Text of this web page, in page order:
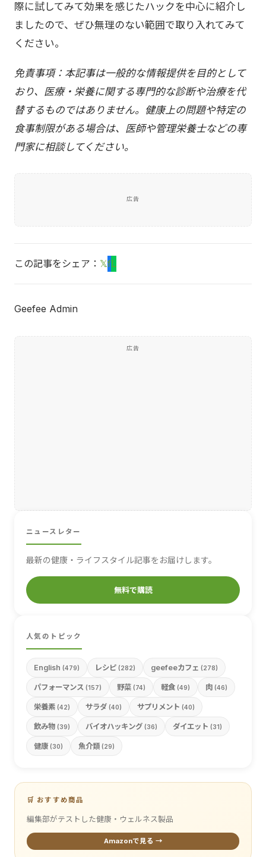
際に試してみて効果を感じたハックを中心に紹介し
ましたので、ぜひ無理のない範囲で取り入れてみて
ください。
免責事項：本記事は一般的な情報提供を目的として
おり、医療・栄養に関する専門的な診断や治療を代
替するものではありません。健康上の問題や特定の
食事制限がある場合は、医師や管理栄養士などの専
門家に相談してください。
広告
この記事をシェア： 𝕏fL
Geefee Admin
広告
ニュースレター
最新の健康・ライフスタイル記事をお届けします。
無料で購読
人気のトピック
English (479) レシピ (282) geefeeカフェ (278)
パフォーマンス (157) 野菜 (74) 軽食 (49) 肉 (46)
栄養素 (42) サラダ (40) サプリメント (40)
飲み物 (39) バイオハッキング (36) ダイエット (31)
健康 (30) 魚介類 (29)
🛒 おすすめ商品
編集部がテストした健康・ウェルネス製品
Amazonで見る →